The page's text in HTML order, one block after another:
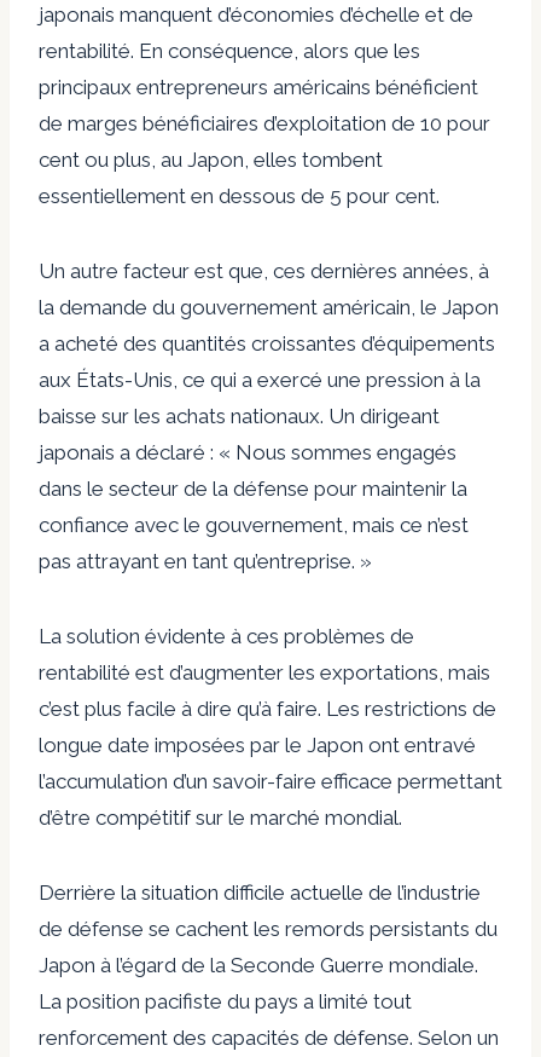
japonais manquent d’économies d’échelle et de
rentabilité. En conséquence, alors que les
principaux entrepreneurs américains bénéficient
de marges bénéficiaires d’exploitation de 10 pour
cent ou plus, au Japon, elles tombent
essentiellement en dessous de 5 pour cent.
Un autre facteur est que, ces dernières années, à
la demande du gouvernement américain, le Japon
a acheté des quantités croissantes d’équipements
aux États-Unis, ce qui a exercé une pression à la
baisse sur les achats nationaux. Un dirigeant
japonais a déclaré : « Nous sommes engagés
dans le secteur de la défense pour maintenir la
confiance avec le gouvernement, mais ce n’est
pas attrayant en tant qu’entreprise. »
La solution évidente à ces problèmes de
rentabilité est d’augmenter les exportations, mais
c’est plus facile à dire qu’à faire. Les restrictions de
longue date imposées par le Japon ont entravé
l’accumulation d’un savoir-faire efficace permettant
d’être compétitif sur le marché mondial.
Derrière la situation difficile actuelle de l’industrie
de défense se cachent les remords persistants du
Japon à l’égard de la Seconde Guerre mondiale.
La position pacifiste du pays a limité tout
renforcement des capacités de défense. Selon un